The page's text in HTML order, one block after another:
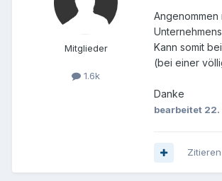
Mitglieder
1.6k
Kann somit
(bei einer
Danke
bearbeitet
Zitieren